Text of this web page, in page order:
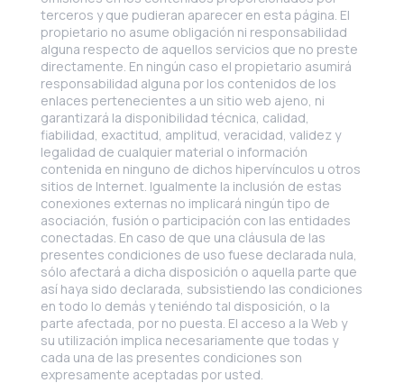
terceros y que pudieran aparecer en esta página. El
propietario no asume obligación ni responsabilidad
alguna respecto de aquellos servicios que no preste
directamente. En ningún caso el propietario asumirá
responsabilidad alguna por los contenidos de los
enlaces pertenecientes a un sitio web ajeno, ni
garantizará la disponibilidad técnica, calidad,
fiabilidad, exactitud, amplitud, veracidad, validez y
legalidad de cualquier material o información
contenida en ninguno de dichos hipervínculos u otros
sitios de Internet. Igualmente la inclusión de estas
conexiones externas no implicará ningún tipo de
asociación, fusión o participación con las entidades
conectadas. En caso de que una cláusula de las
presentes condiciones de uso fuese declarada nula,
sólo afectará a dicha disposición o aquella parte que
así haya sido declarada, subsistiendo las condiciones
en todo lo demás y teniéndo tal disposición, o la
parte afectada, por no puesta. El acceso a la Web y
su utilización implica necesariamente que todas y
cada una de las presentes condiciones son
expresamente aceptadas por usted.